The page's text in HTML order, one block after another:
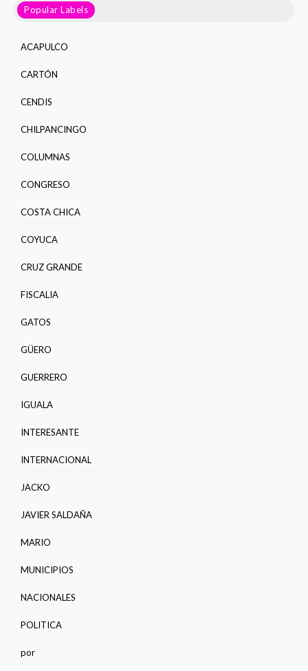
Popular Labels
ACAPULCO
CARTÓN
CENDIS
CHILPANCINGO
COLUMNAS
CONGRESO
COSTA CHICA
COYUCA
CRUZ GRANDE
FISCALIA
GATOS
GÜERO
GUERRERO
IGUALA
INTERESANTE
INTERNACIONAL
JACKO
JAVIER SALDAÑA
MARIO
MUNICIPIOS
NACIONALES
POLITICA
por